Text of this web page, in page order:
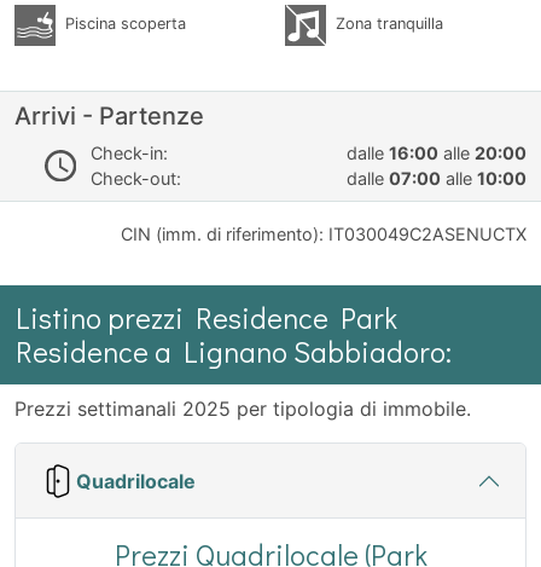
Piscina scoperta Zona tranquilla
Arrivi - Partenze
Check-in: dalle 16:00 alle 20:00
Check-out:
dalle 07:00 alle 10:00
CIN (imm. di riferimento): IT030049C2ASENUCTX
Listino prezzi Residence Park
Residence a Lignano Sabbiadoro:
Prezzi settimanali 2025 per tipologia di immobile.
Quadrilocale
Prezzi Quadrilocale (Park